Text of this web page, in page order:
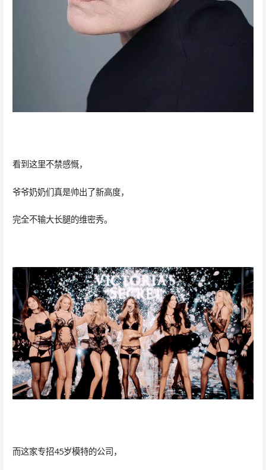
看到这里不禁感慨，
爷爷奶奶们真是帅出了新高度，
完全不输大长腿的维密秀。
而这家专招45岁模特的公司，